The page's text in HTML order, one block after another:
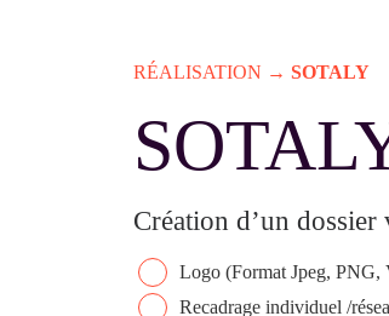
RÉALISATION → SOTALY
Création d’un
Logo (Format Jpeg, PNG,
Recadrage individuel /